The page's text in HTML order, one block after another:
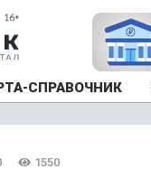
СПРАВОЧНИК
1550